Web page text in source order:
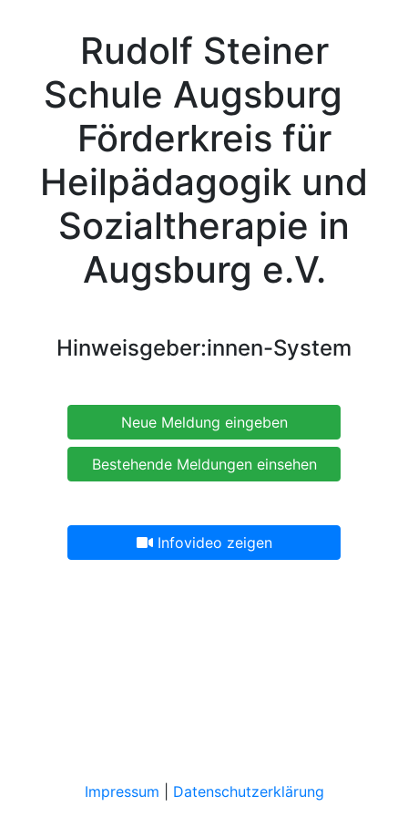
Rudolf Steiner
Schule Augsburg
Förderkreis für
Heilpädagogik und
Sozialtherapie in
Augsburg e.V.
Hinweisgeber:innen-System
Neue Meldung eingeben
Bestehende Meldungen einsehen
Infovideo zeigen
Impressum Datenschutzerklärung